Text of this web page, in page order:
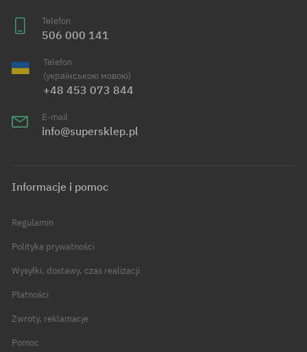
Telefon
506 000 141
Telefon
(українською мовою)
+48 453 073 844
E-mail
info@supersklep.pl
Informacje i pomoc
Regulamin
Polityka prywatności
Wysyłki, dostawy, czas realizacji
Płatności
Zwroty, reklamacje
Pomoc